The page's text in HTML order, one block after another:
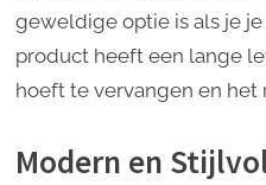
geweldige optie is als je
product heeft een lange
hoeft te vervangen en het
Modern en